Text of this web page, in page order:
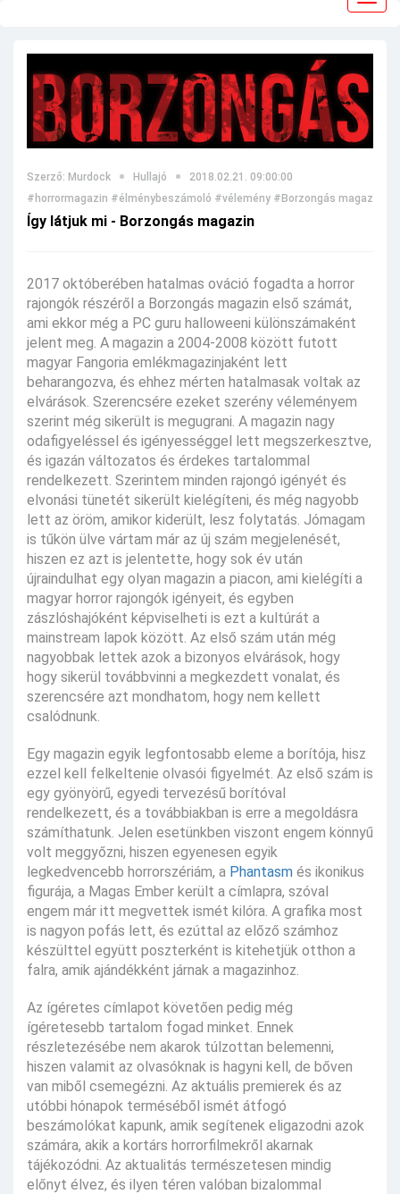
Szerző: Murdock Hullajó
2018.02.21. 09:00:00
#horrormagazin #élménybeszámoló #vélemény #Borzongás magazin
Így látjuk mi - Borzongás magazin
2017 októberében hatalmas ováció fogadta a horror
rajongók részéről a Borzongás magazin első számát,
ami ekkor még a PC guru halloweeni különszámaként
jelent meg. A magazin a 2004-2008 között futott
magyar Fangoria emlékmagazinjaként lett
beharangozva, és ehhez mérten hatalmasak voltak az
elvárások. Szerencsére ezeket szerény véleményem
szerint még sikerült is megugrani. A magazin nagy
odafigyeléssel és igényességgel lett megszerkesztve,
és igazán változatos és érdekes tartalommal
rendelkezett. Szerintem minden rajongó igényét és
elvonási tünetét sikerült kielégíteni, és még nagyobb
lett az öröm, amikor kiderült, lesz folytatás. Jómagam
is tűkön ülve vártam már az új szám megjelenését,
hiszen ez azt is jelentette, hogy sok év után
újraindulhat egy olyan magazin a piacon, ami kielégíti a
magyar horror rajongók igényeit, és egyben
zászlóshajóként képviselheti is ezt a kultúrát a
mainstream lapok között. Az első szám után még
nagyobbak lettek azok a bizonyos elvárások, hogy
hogy sikerül továbbvinni a megkezdett vonalat, és
szerencsére azt mondhatom, hogy nem kellett
csalódnunk.
Egy magazin egyik legfontosabb eleme a borítója, hisz
ezzel kell felkeltenie olvasói figyelmét. Az első szám is
egy gyönyörű, egyedi tervezésű borítóval
rendelkezett, és a továbbiakban is erre a megoldásra
számíthatunk. Jelen esetünkben viszont engem könnyű
volt meggyőzni, hiszen egyenesen egyik
legkedvencebb horrorszériám, a Phantasm és ikonikus
figurája, a Magas Ember került a címlapra, szóval
engem már itt megvettek ismét kilóra. A grafika most
is nagyon pofás lett, és ezúttal az előző számhoz
készülttel együtt poszterként is kitehetjük otthon a
falra, amik ajándékként járnak a magazinhoz.
Az ígéretes címlapot követően pedig még
ígéretesebb tartalom fogad minket. Ennek
részletezésébe nem akarok túlzottan belemenni,
hiszen valamit az olvasóknak is hagyni kell, de bőven
van miből csemegézni. Az aktuális premierek és az
utóbbi hónapok terméséből ismét átfogó
beszámolókat kapunk, amik segítenek eligazodni azok
számára, akik a kortárs horrorfilmekről akarnak
tájékozódni. Az aktualitás természetesen mindig
előnyt élvez, és ilyen téren valóban bizalommal